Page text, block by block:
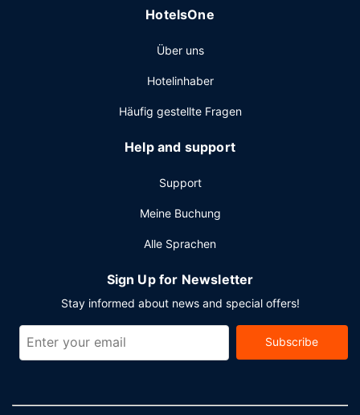
Zeitungen in der Lobby und ein Textilreinigungsservice.
Verfügung: Konferenzfläche und Tagungsräume. Vor Ort
HotelsOne
Über uns
Hotelinhaber
Häufig gestellte Fragen
Help and support
Support
Meine Buchung
Alle Sprachen
Sign Up for Newsletter
Stay informed about news and special offers!
Subscribe